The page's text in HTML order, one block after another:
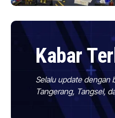
Kabar
Selalu update dengan
Tangerang, Tangsel,